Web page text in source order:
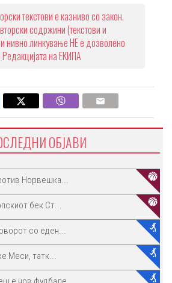
текстови е казниво со закон.
содржини (текстови и
нивно линкување НЕ е дозволено
на ЕКИПА
ОБЈАВИ
Норвешка...
бек Ст...
со еден...
Меси, татк...